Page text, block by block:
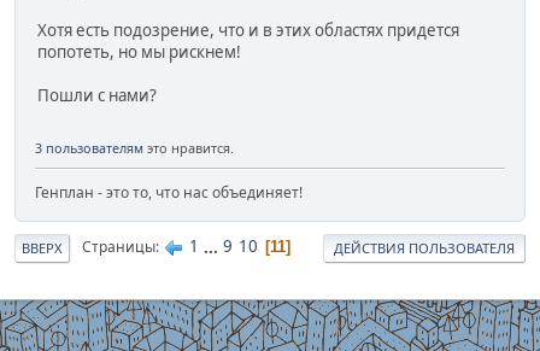
Хотя есть подозрение, что и в этих областях придется
попотеть, но мы рискнем!
Пошли с нами?
3 пользователям это нравится.
Генплан - это то, что нас объединяет!
ВВЕРХ Страницы 1 ... 9 10 11 ДЕЙСТВИЯ ПОЛЬЗОВАТЕЛЯ